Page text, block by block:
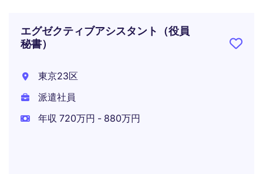
エグゼクティブアシスタント（役員
秘書）
東京23区
派遣社員
年収 720万円 - 880万円